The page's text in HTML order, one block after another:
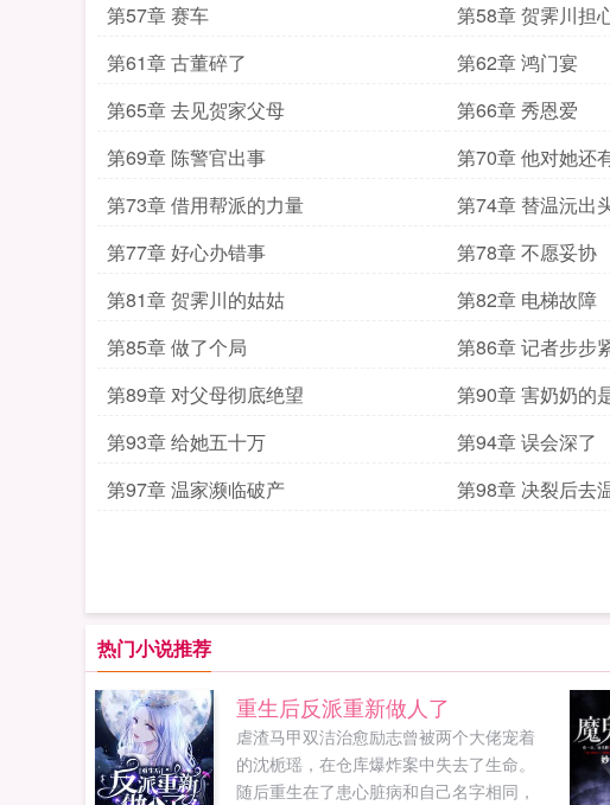
第57章 赛车
第58章 贺霁川担
第61章 古董碎了
第62章 鸿门宴
第65章 去见贺家父母
第66章 秀恩爱
第69章 陈警官出事
第70章 他对她还
第73章 借用帮派的力量
第74章 替温沅出
第77章 好心办错事
第78章 不愿妥协
第81章 贺霁川的姑姑
第82章 电梯故障
第85章 做了个局
第86章 记者步步
第89章 对父母彻底绝望
第90章 害奶奶的
第93章 给她五十万
第94章 误会深了
第97章 温家濒临破产
第98章 决裂后去
热门小说推荐
重生后反派重新做人了
虐渣马甲双洁治愈励志曾被两个大佬宠着
的沈栀瑶，在仓库爆炸案中失去了生命。
随后重生在了患心脏病和自己名字相同，